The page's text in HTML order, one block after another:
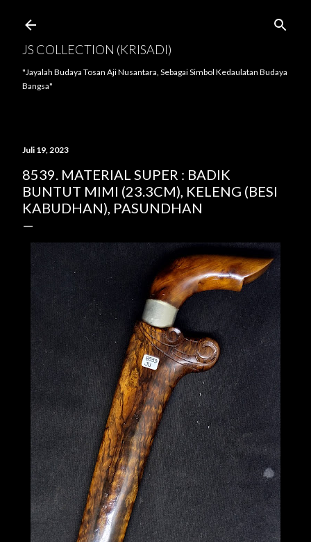
JS COLLECTION (KRISADI)
"Jayalah Budaya Tosan Aji Nusantara, Sebagai Simbol Kedaulatan Budaya
Bangsa"
Juli 19, 2023
8539. MATERIAL SUPER : BADIK
BUNTUT MIMI (23.3CM), KELENG (BESI
KABUDHAN), PASUNDHAN